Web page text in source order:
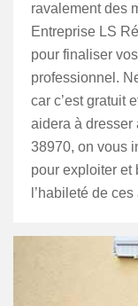
ravalement des
Entreprise LS
pour finaliser
professionnel.
car c’est gratuit
aidera à dresser
38970, on vous
pour exploiter et
l’habileté de